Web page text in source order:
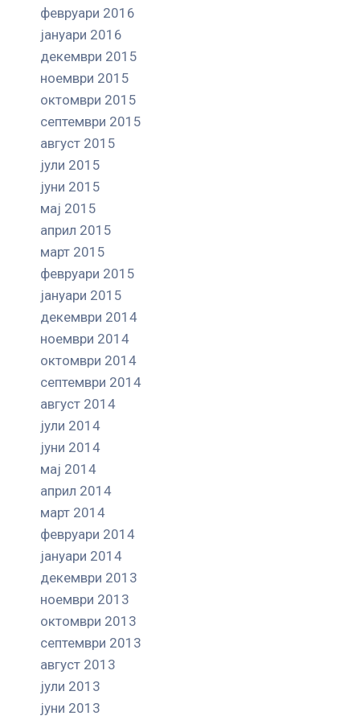
февруари 2016
јануари 2016
декември 2015
ноември 2015
октомври 2015
септември 2015
август 2015
јули 2015
јуни 2015
мај 2015
април 2015
март 2015
февруари 2015
јануари 2015
декември 2014
ноември 2014
октомври 2014
септември 2014
август 2014
јули 2014
јуни 2014
мај 2014
април 2014
март 2014
февруари 2014
јануари 2014
декември 2013
ноември 2013
октомври 2013
септември 2013
август 2013
јули 2013
јуни 2013